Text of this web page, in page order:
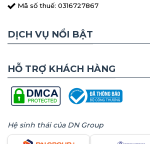
Mã số thuế: 0316727867
DỊCH VỤ NỔI BẬT
HỖ TRỢ KHÁCH HÀNG
Hệ sinh thái của DN Group